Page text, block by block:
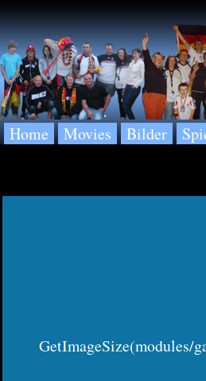
Home Movies Bilder